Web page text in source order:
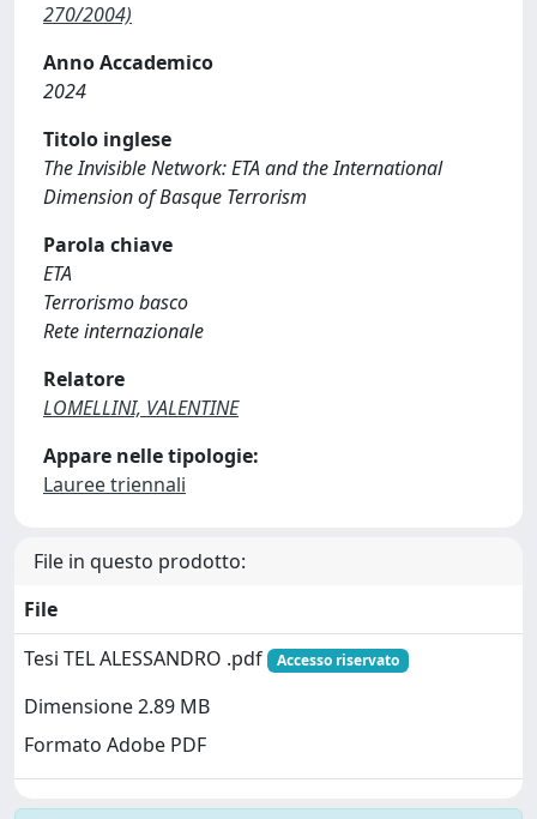
270/2004)
Anno Accademico
2024
Titolo inglese
The Invisible Network: ETA and the International
Dimension of Basque Terrorism
Parola chiave
ETA
Terrorismo basco
Rete internazionale
Relatore
LOMELLINI, VALENTINE
Appare nelle tipologie:
Lauree triennali
File in questo prodotto:
File
Tesi TEL ALESSANDRO .pdf
Accesso riservato
Dimensione 2.89 MB
Formato Adobe PDF